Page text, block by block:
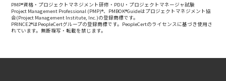
PMP®資格・プロジェクトマネジメント研修・PDU・プロジェクトマネージャ試験
Project Management Professional (PMP)®、PMBOK®Guideはプロジェクトマネジメント協
会(Project Management Institute, Inc.)の登録商標です。
PRINCE2®はPeopleCertグループの登録商標です。PeopleCertのライセンスに基づき使用さ
れています。無断複写・転載を禁じます。